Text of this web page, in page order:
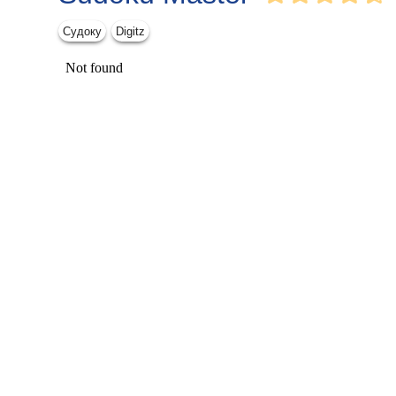
Судоку Digitz